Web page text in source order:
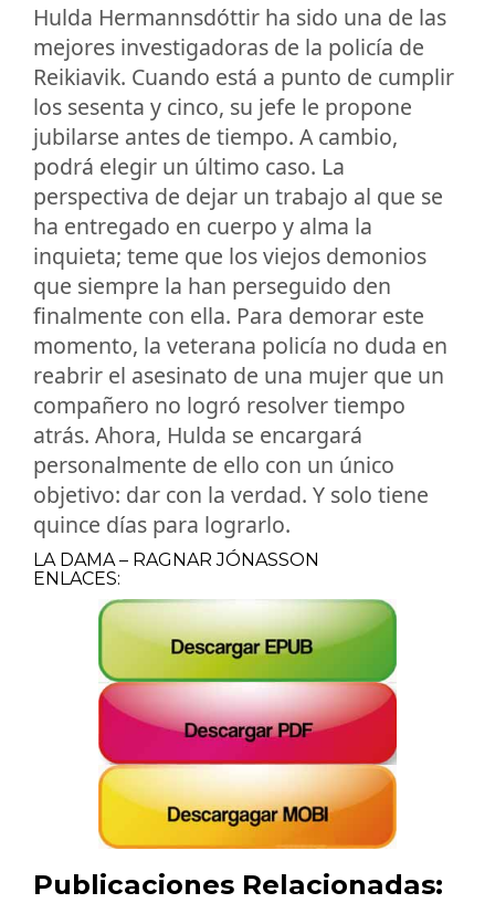
Hulda Hermannsdóttir ha sido una de las
mejores investigadoras de la policía de
Reikiavik. Cuando está a punto de cumplir
los sesenta y cinco, su jefe le propone
jubilarse antes de tiempo. A cambio,
podrá elegir un último caso. La
perspectiva de dejar un trabajo al que se
ha entregado en cuerpo y alma la
inquieta; teme que los viejos demonios
que siempre la han perseguido den
finalmente con ella. Para demorar este
momento, la veterana policía no duda en
reabrir el asesinato de una mujer que un
compañero no logró resolver tiempo
atrás. Ahora, Hulda se encargará
personalmente de ello con un único
objetivo: dar con la verdad. Y solo tiene
quince días para lograrlo.
LA DAMA – RAGNAR JÓNASSON
ENLACES:
Publicaciones Relacionadas: